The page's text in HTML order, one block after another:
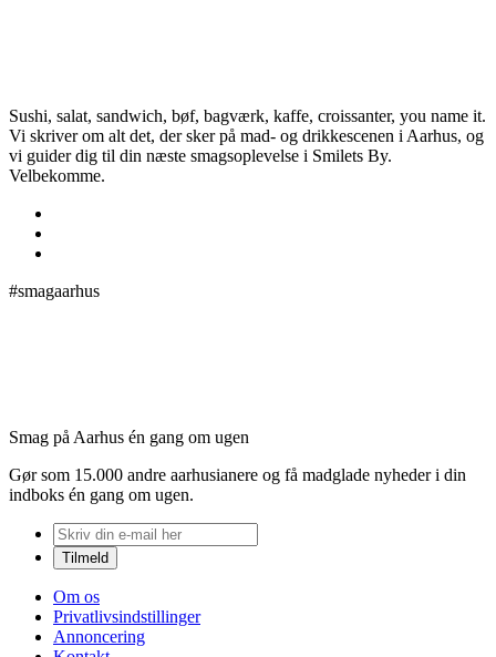
Sushi, salat, sandwich, bøf, bagværk, kaffe, croissanter, you name it.
Vi skriver om alt det, der sker på mad- og drikkescenen i Aarhus, og
vi guider dig til din næste smagsoplevelse i Smilets By.
Velbekomme.
#smagaarhus
Smag på Aarhus én gang om ugen
Gør som 15.000 andre aarhusianere og få madglade nyheder i din
indboks én gang om ugen.
Om os
Privatlivsindstillinger
Annoncering